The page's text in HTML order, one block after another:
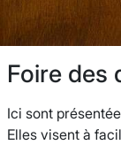
Foire des
Ici sont
Elles visent à